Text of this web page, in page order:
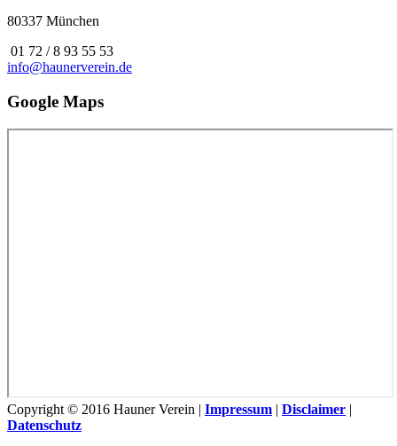
80337 München
01 72 / 8 93 55 53
info@haunerverein.de
Google Maps
Copyright © 2016 Hauner Verein | Impressum | Disclaimer |
Datenschutz